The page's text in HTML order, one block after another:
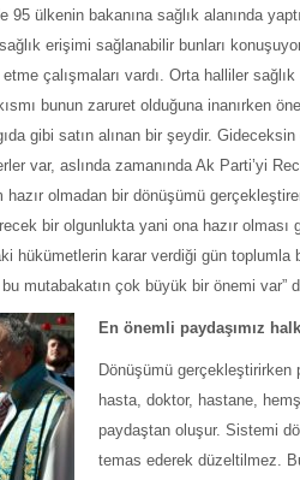
95 ülkenin bakanına sağlık alanında
erişimi sağlanabilir bunları
çalışmaları vardı. Orta halliler
bunun zaruret olduğuna inanırken
gibi satın alınan bir şeydir.
var, aslında zamanında Ak Parti’yi
olmadan bir dönüşümü
bir olgunlukta yani ona hazır olması
hükümetlerin karar verdiği gün
mutabakatın çok büyük bir önemi var”
En önemli paydaşımız
Dönüşümü gerçekleştirirken
hasta, doktor, hastane,
paydaştan oluşur. Sistemi
temas ederek düzeltilmez.